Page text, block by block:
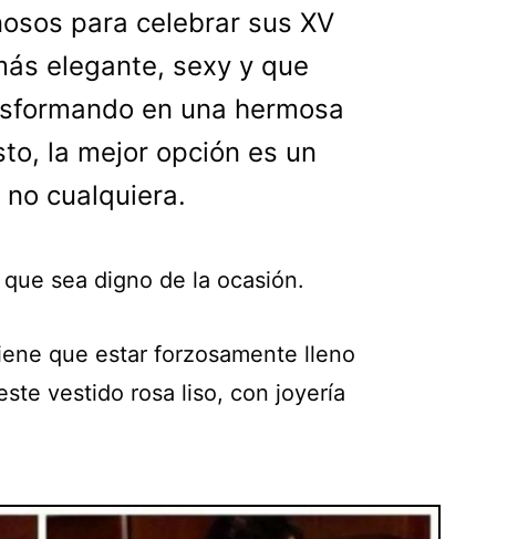
para celebrar sus XV
elegante, sexy y que
en una hermosa
la mejor opción es un
cualquiera.
sea digno de la ocasión.
que estar forzosamente lleno
vestido rosa liso, con joyería